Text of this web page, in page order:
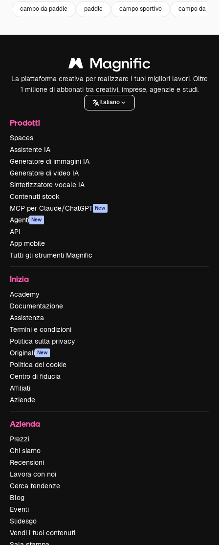
campo da paddle paddle campo sportivo campo da
La piattaforma creativa per realizzare i tuoi migliori lavori. Oltre
1 milione di abbonati tra creativi, imprese, agenzie e studi.
Italiano
Prodotti
Spaces
Assistente IA
Generatore di immagini IA
Generatore di video IA
Sintetizzatore vocale IA
Contenuti stock
MCP per Claude/ChatGPT New
Agenti New
API
App mobile
Tutti gli strumenti Magnific
Inizia
Academy
Documentazione
Assistenza
Termini e condizioni
Politica sulla privacy
Originali New
Politica dei cookie
Centro di fiducia
Affiliati
Aziende
Azienda
Prezzi
Chi siamo
Recensioni
Lavora con noi
Cerca tendenze
Blog
Eventi
Slidesgo
Vendi i tuoi contenuti